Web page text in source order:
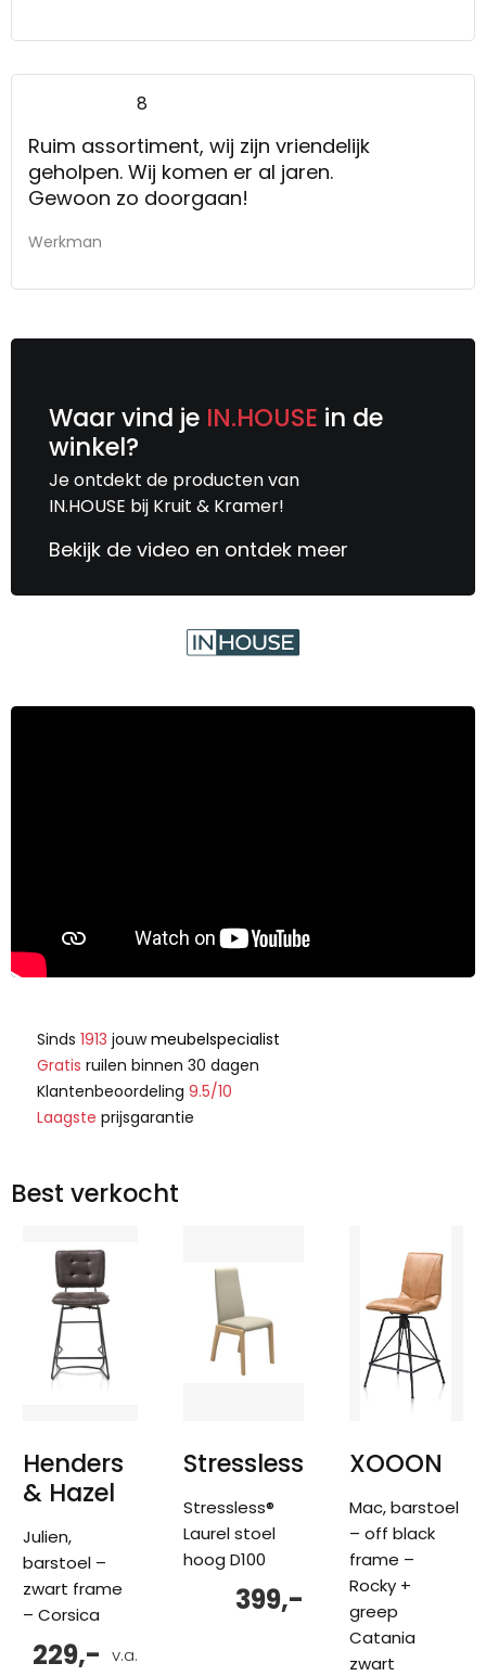
8
Ruim assortiment, wij zijn vriendelijk
geholpen. Wij komen er al jaren.
Gewoon zo doorgaan!
Werkman
Waar vind je IN.HOUSE in de
winkel?
Je ontdekt de producten van
IN.HOUSE bij Kruit & Kramer!
Bekijk de video en ontdek meer
Sinds 1913 jouwmeubelspecialist
Gratis ruilen binnen 30 dagen
Klantenbeoordeling 9.5/10
Laagste prijsgarantie
Best verkocht
Henders
& Hazel
Julien,
barstoel –
zwart frame
– Corsica
v.a.
229,-
Stressless
Stressless®
Laurel stoel
hoog D100
399,-
XOOON
Mac, barstoel
– off black
frame –
Rocky +
greep
Catania
zwart